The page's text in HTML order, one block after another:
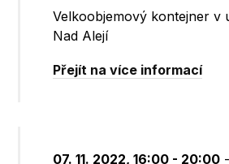
Velkoobjemový kontejner v
Nad Alejí
Přejít na více informací
07. 11. 2022, 16:00 - 20:00 -